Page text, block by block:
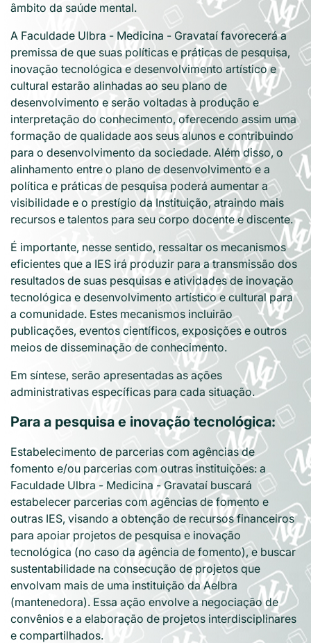
âmbito da saúde mental.
A Faculdade Ulbra - Medicina - Gravataí favorecerá a
premissa de que suas políticas e práticas de pesquisa,
inovação tecnológica e desenvolvimento artístico e
cultural estarão alinhadas ao seu plano de
desenvolvimento e serão voltadas à produção e
interpretação do conhecimento, oferecendo assim uma
formação de qualidade aos seus alunos e contribuindo
para o desenvolvimento da sociedade. Além disso, o
alinhamento entre o plano de desenvolvimento e a
política e práticas de pesquisa poderá aumentar a
visibilidade e o prestígio da Instituição, atraindo mais
recursos e talentos para seu corpo docente e discente.
É importante, nesse sentido, ressaltar os mecanismos
eficientes que a IES irá produzir para a transmissão dos
resultados de suas pesquisas e atividades de inovação
tecnológica e desenvolvimento artístico e cultural para
a comunidade. Estes mecanismos incluirão
publicações, eventos científicos, exposições e outros
meios de disseminação de conhecimento.
Em síntese, serão apresentadas as ações
administrativas específicas para cada situação.
Para a pesquisa e inovação tecnológica:
Estabelecimento de parcerias com agências de
fomento e/ou parcerias com outras instituições: a
Faculdade Ulbra - Medicina - Gravataí buscará
estabelecer parcerias com agências de fomento e
outras IES, visando a obtenção de recursos financeiros
para apoiar projetos de pesquisa e inovação
tecnológica (no caso da agência de fomento), e buscar
sustentabilidade na consecução de projetos que
envolvam mais de uma instituição da Aelbra
(mantenedora). Essa ação envolve a negociação de
convênios e a elaboração de projetos interdisciplinares
e compartilhados.